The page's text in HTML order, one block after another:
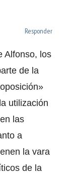
Responder
Alfonso, los
de la
utilización
las
a
la vara
de la